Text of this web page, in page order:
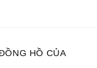
HỒ CỦA